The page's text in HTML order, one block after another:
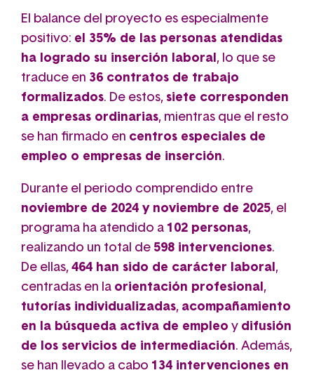
El balance del proyecto es especialmente
positivo: el 35% de las personas atendidas
ha logrado su inserción laboral , lo que se
traduce en 36 contratos de trabajo
formalizados. De estos, siete corresponden
a empresas ordinarias, mientras que el resto
se han firmado en centros especiales de
empleo o empresas de inserción.
Durante el periodo comprendido entre
noviembre de 2024 y noviembre de 2025, el
programa ha atendido a 102 personas,
realizando un total de 598 intervenciones.
De ellas, 464 han sido de carácter laboral ,
centradas en la orientación profesional ,
tutorías individualizadas, acompañamiento
en la búsqueda activa de empleo y difusión
de los servicios de intermediación. Además,
se han llevado a cabo 134 intervenciones en